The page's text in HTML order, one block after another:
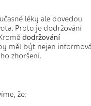
léky ale dovedou
Proto je dodržování
dodržování
měl být nejen
zhoršení.
že: